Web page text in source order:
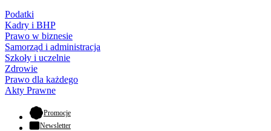
Podatki
Kadry i BHP
Prawo w biznesie
Samorząd i administracja
Szkoły i uczelnie
Zdrowie
Prawo dla każdego
Akty Prawne
Promocje- otwiera się w nowej karcie
Newsletter